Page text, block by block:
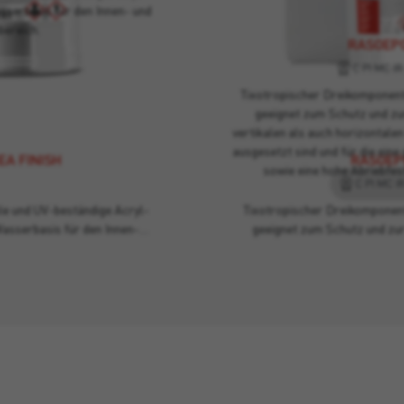
FINISH
und UV-beständige Acryl-
für den Innen-…
für den Innen- und
Tixotropischer
geeignet zum Schutz und
Tixotropischer
geeignet zum Schutz und
vertikalen als auch
ausgesetzt sind und für die eine
sowie eine hohe